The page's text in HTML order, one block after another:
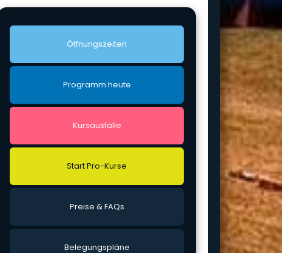
Öff­nungs­zei­ten
Pro­gramm heu­te
Kurs­aus­fäl­le
Start Pro-Kur­se
Prei­se & FAQs
Bele­gungs­plä­ne